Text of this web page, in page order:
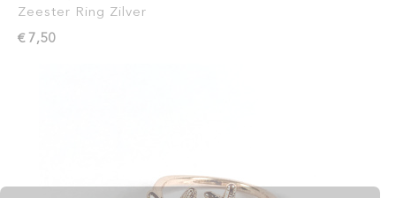
Zeester Ring Zilver
€ 7,50